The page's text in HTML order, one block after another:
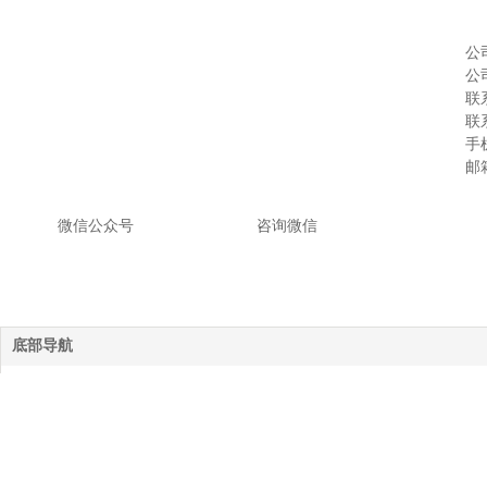
底部导航
微信公众号 咨询微信
公
公
联
联
手
邮